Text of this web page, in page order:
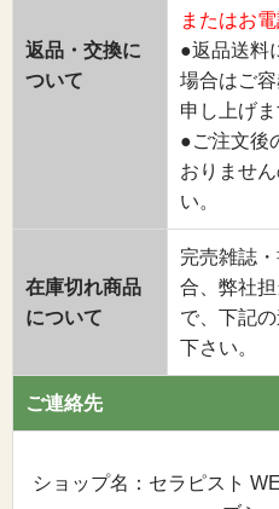
返品・交換に
ついて
またはお
●返品送料
場合はご
申し上げま
●ご注文後
おりませ
い。
在庫切れ商品
について
完売雑誌
合、弊社
で、下記
下さい。
ご連絡先
ショップ名：セラピスト